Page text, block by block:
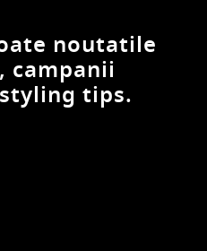
noutatile
campanii
tips.